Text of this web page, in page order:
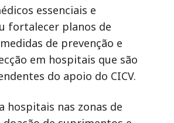
essenciais e
fortalecer planos de
de prevenção e
em hospitais que são
do apoio do CICV.
hospitais nas zonas de